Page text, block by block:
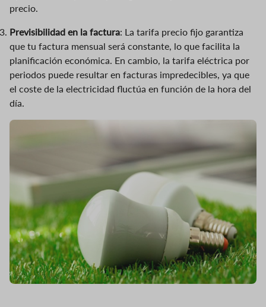
precio.
Previsibilidad en la factura: La tarifa precio fijo garantiza
que tu factura mensual será constante, lo que facilita la
planificación económica. En cambio, la tarifa eléctrica por
periodos puede resultar en facturas impredecibles, ya que
el coste de la electricidad fluctúa en función de la hora del
día.
Imagen